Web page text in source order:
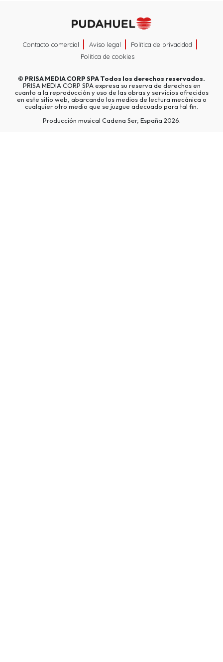
Contacto comercial Aviso legal
Política de privacidad
Política de cookies
© PRISA MEDIA CORP SPATodos los derechos reservados.
PRISA MEDIA CORP SPA expresa su reserva de derechos en
cuanto a la reproducción y uso de las obras y servicios ofrecidos
en este sitio web, abarcando los medios de lectura mecánica o
cualquier otro medio que se juzgue adecuado para tal fin.
Producción musical Cadena Ser, España 2026.